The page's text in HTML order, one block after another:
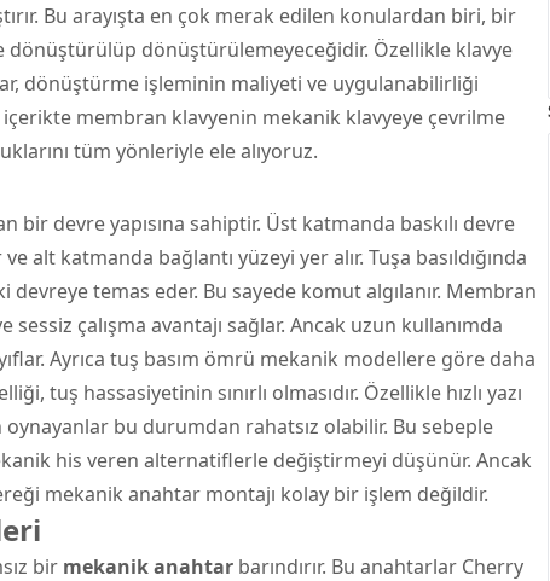
Bu arayışta en çok merak edilen konulardan biri, bir
dönüştürülüp dönüştürülemeyeceğidir. Özellikle klavye
dönüştürme işleminin maliyeti ve uygulanabilirliği
membran klavyenin mekanik klavyeye çevrilme
tüm yönleriyle ele alıyoruz.
devre yapısına sahiptir. Üst katmanda baskılı devre
katmanda bağlantı yüzeyi yer alır. Tuşa basıldığında
temas eder. Bu sayede komut algılanır. Membran
çalışma avantajı sağlar. Ancak uzun kullanımda
Ayrıca tuş basım ömrü mekanik modellere göre daha
tuş hassasiyetinin sınırlı olmasıdır. Özellikle hızlı yazı
oynayanlar bu durumdan rahatsız olabilir. Bu sebeple
his veren alternatiflerle değiştirmeyi düşünür. Ancak
mekanik anahtar montajı kolay bir işlem değildir.
bir mekanik anahtar barındırır. Bu anahtarlar Cherry